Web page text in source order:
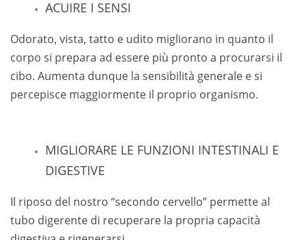
ACUIRE I SENSI
Odorato, vista, tatto e udito migliorano in quanto il
corpo si prepara ad essere più pronto a procurarsi il
cibo. Aumenta dunque la sensibilità generale e si
percepisce maggiormente il proprio organismo.
MIGLIORARE LE FUNZIONI INTESTINALI E
DIGESTIVE
Il riposo del nostro “secondo cervello” permette al
tubo digerente di recuperare la propria capacità